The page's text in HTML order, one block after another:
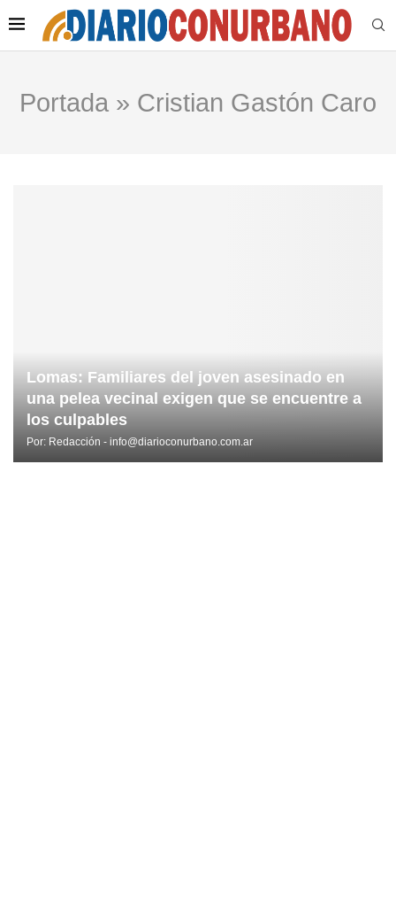
Portada » Cristian Gastón Caro
Lomas: Familiares del joven asesinado en
una pelea vecinal exigen que se encuentre a
los culpables
Por: Redacción - info@diarioconurbano.com.ar